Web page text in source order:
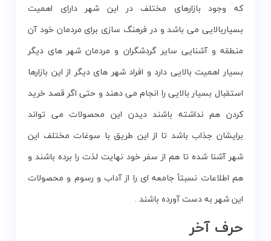
که وجود بازارهای مختلف در این شهر دارای اهمیت
بسیاربالایی می باشد و در فرهنگ سازی برای مردمان خود آن
منطقه و آشنایی سایر گردشگران و مردمان شهر های دیگر
بسیار اهمیت بالایی دارد و افراد شهر های دیگر از این بازارها
استقبال بسیار بالایی را انجام می دهند و حتی اگر قصد خرید
کردن هم نداشته باشند دیدن این محصولات می تواند
برایشان جذاب باشد تا از این طریق با سوغات مختلف این
شهر آشنا شده تا هم از سفر خود نهایت لذت را برده باشند و
هم اطلاعات نسبتأ جامعه ای را از آداب و رسوم و محصولات
این شهر به دست آورده باشند .
حرف آخر